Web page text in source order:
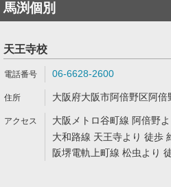
馬渕個別
天王寺校
06-6628-2600
大阪府大阪市阿倍野区阿
大阪メトロ谷町線 阿倍野
大和路線 天王寺より 徒歩
阪堺電軌上町線 松虫より